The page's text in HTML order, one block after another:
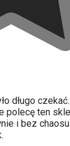
długo
polecę ten
i bez